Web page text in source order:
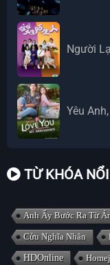
Người
Yêu
TỪ KHÓA
Anh Ấy Bước Ra Từ
Cửu Nghĩa Nhân
HDOnline